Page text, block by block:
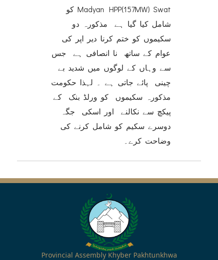
Madyan HPP(157MW) Swat کو
شامل کیا گیا ہے مذکورہ دو
سکیموں کو ختم کرنا دیر اپر کی
عوام کے ساتھ نا انصافی ہے جس
سے وہاں کے لوگوں میں شدید بے
چینی پائے جاتی ہے ۔ لہذا حکومت
مذکورہ سکیموں کو ورلڈ بنک کے
پیکچ سے نکالنے اور اسکی جگہ
دوسرے سکیم کو شامل کرنے کی
وضاحت کرے۔
Provincial Assembly Khyber Pakhtunkhwa